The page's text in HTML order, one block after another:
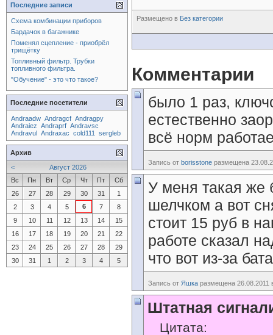
Размещено в Без категории
Комментарии
было 1 раз,
естественно
всё норм
Запись от borisstone размещена
У меня такая же
шелчком а вот
стоит 15 руб в
работе сказал
что вот из-за
Запись от Яшка размещена 26.08.2011
Штатная
Цитата:
Последние записи
Схема комбинации приборов
Бардачок в багажнике
Поменял сцепление - приобрёл
трищётку
Топливный фильтр. Трубки
топливного фильтра.
"Обучение" - это что такое?
Последние посетители
Andraadw Andragcf Andragpy
Andraiez Andraprf Andravsc
Andravul Andraxac cold111 sergleb
Архив
<
Август 2026
Вс
Пн Вт Ср Чт Пт
Сб
26
27 28 29 30 31
1
2
3 4 5 6 7
8
9
10 11 12 13 14
15
16
17 18 19 20 21
22
23
24 25 26 27 28
29
30
31 1 2 3 4 5